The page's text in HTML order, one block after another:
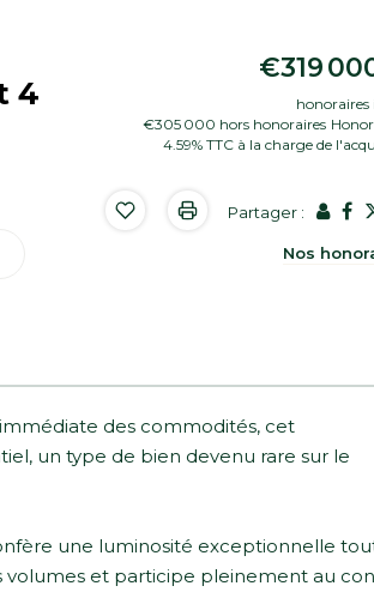
4
€319
honoraires
€305 000 hors honoraires
4.59% TTC à la charge de
Partager :
Nos
des commodités, cet
un type de bien devenu rare sur le
une luminosité exceptionnelle
et participe pleinement au